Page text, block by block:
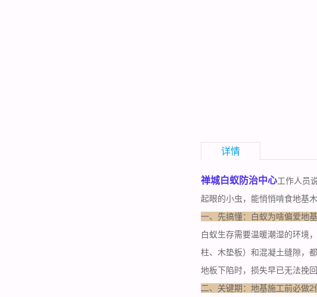
详情
禅城白蚁防治中心工作人员
起眼的小虫，能悄悄啃食地基
一、先搞懂：白蚁为啥偏爱地基
白蚁生存需要温暖潮湿的环境
柱、木垫板）和混凝土缝隙，
地板下陷时，损失早已无法挽回
二、关键期：地基施工前必做2